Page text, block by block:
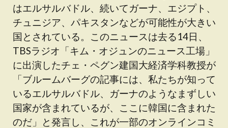
はエルサルバドル、続いてガーナ、エジプト、
チュニジア、パキスタンなどが可能性が大きい
国とされている。このニュースは去る14日、
TBSラジオ「キム・オジュンのニュース工場」
に出演したチェ・ペグン建国大経済学科教授が
「ブルームバーグの記事には、私たちが知って
いるエルサルバドル、ガーナのようなまずしい
国家が含まれているが、ここに韓国に含まれた
のだ」と発言し、これが一部のオンラインコミ